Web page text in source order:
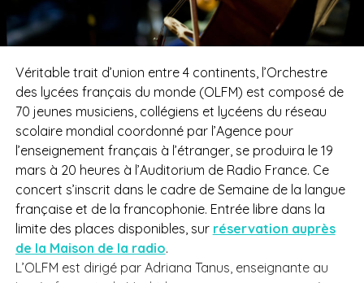
Véritable trait d’union entre 4 continents, l’Orchestre
des lycées français du monde (OLFM) est composé de
70 jeunes musiciens, collégiens et lycéens du réseau
scolaire mondial coordonné par l’Agence pour
l’enseignement français à l’étranger, se produira le 19
mars à 20 heures à l’Auditorium de Radio France. Ce
concert s’inscrit dans le cadre de Semaine de la langue
française et de la francophonie. Entrée libre dans la
limite des places disponibles, sur réservation auprès
de la Maison de la radio.
L’OLFM est dirigé par Adriana Tanus, enseignante au